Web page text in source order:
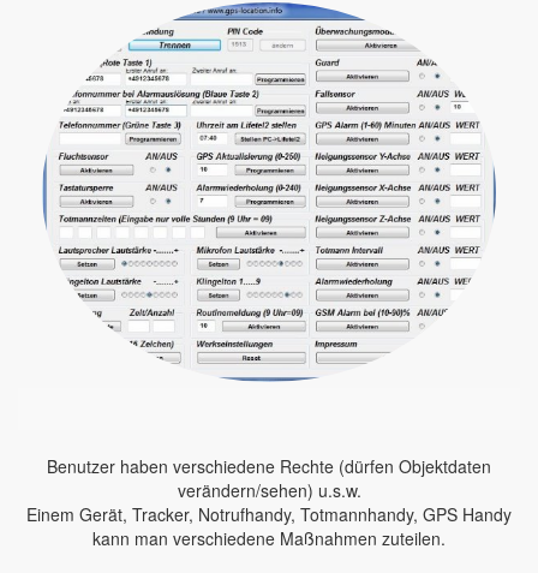
Benutzer haben verschiedene Rechte (dürfen Objektdaten
verändern/sehen) u.s.w.
Einem Gerät, Tracker, Notrufhandy, Totmannhandy, GPS Handy
kann man verschiedene Maßnahmen zuteilen.